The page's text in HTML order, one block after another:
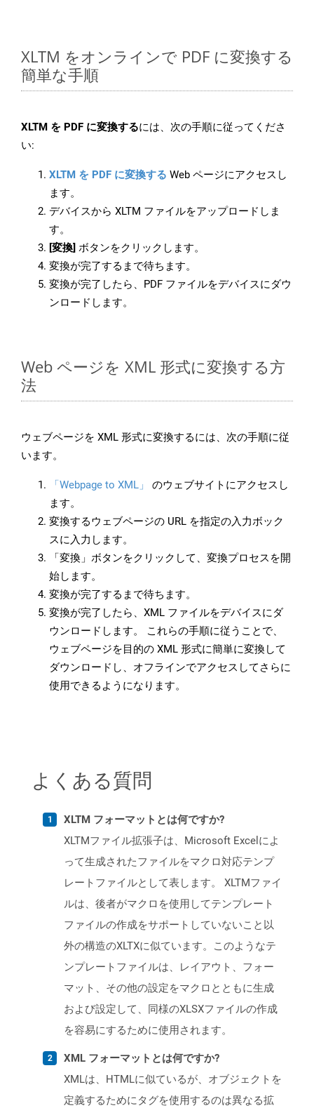
XLTM をオンラインで PDF に変換する
簡単な手順
XLTM を PDF に変換するには、次の手順に従ってくださ
い:
XLTM を PDF に変換する Web ページにアクセスし
ます。
デバイスから XLTM ファイルをアップロードしま
す。
[変換] ボタンをクリックします。
変換が完了するまで待ちます。
変換が完了したら、PDF ファイルをデバイスにダウ
ンロードします。
Web ページを XML 形式に変換する方
法
ウェブページを XML 形式に変換するには、次の手順に従
います。
「Webpage to XML」
のウェブサイトにアクセスし
ます。
変換するウェブページの URL を指定の入力ボック
スに入力します。
「変換」ボタンをクリックして、変換プロセスを開
始します。
変換が完了するまで待ちます。
変換が完了したら、XML ファイルをデバイスにダ
ウンロードします。 これらの手順に従うことで、
ウェブページを目的の XML 形式に簡単に変換して
ダウンロードし、オフラインでアクセスしてさらに
使用できるようになります。
よくある質問
XLTM フォーマットとは何ですか?
XLTMファイル拡張子は、Microsoft Excelによ
って生成されたファイルをマクロ対応テンプ
レートファイルとして表します。 XLTMファイ
ルは、後者がマクロを使用してテンプレート
ファイルの作成をサポートしていないこと以
外の構造のXLTXに似ています。このようなテ
ンプレートファイルは、レイアウト、フォー
マット、その他の設定をマクロとともに生成
および設定して、同様のXLSXファイルの作成
を容易にするために使用されます。
XML フォーマットとは何ですか?
XMLは、HTMLに似ているが、オブジェクトを
定義するためにタグを使用するのは異なる拡